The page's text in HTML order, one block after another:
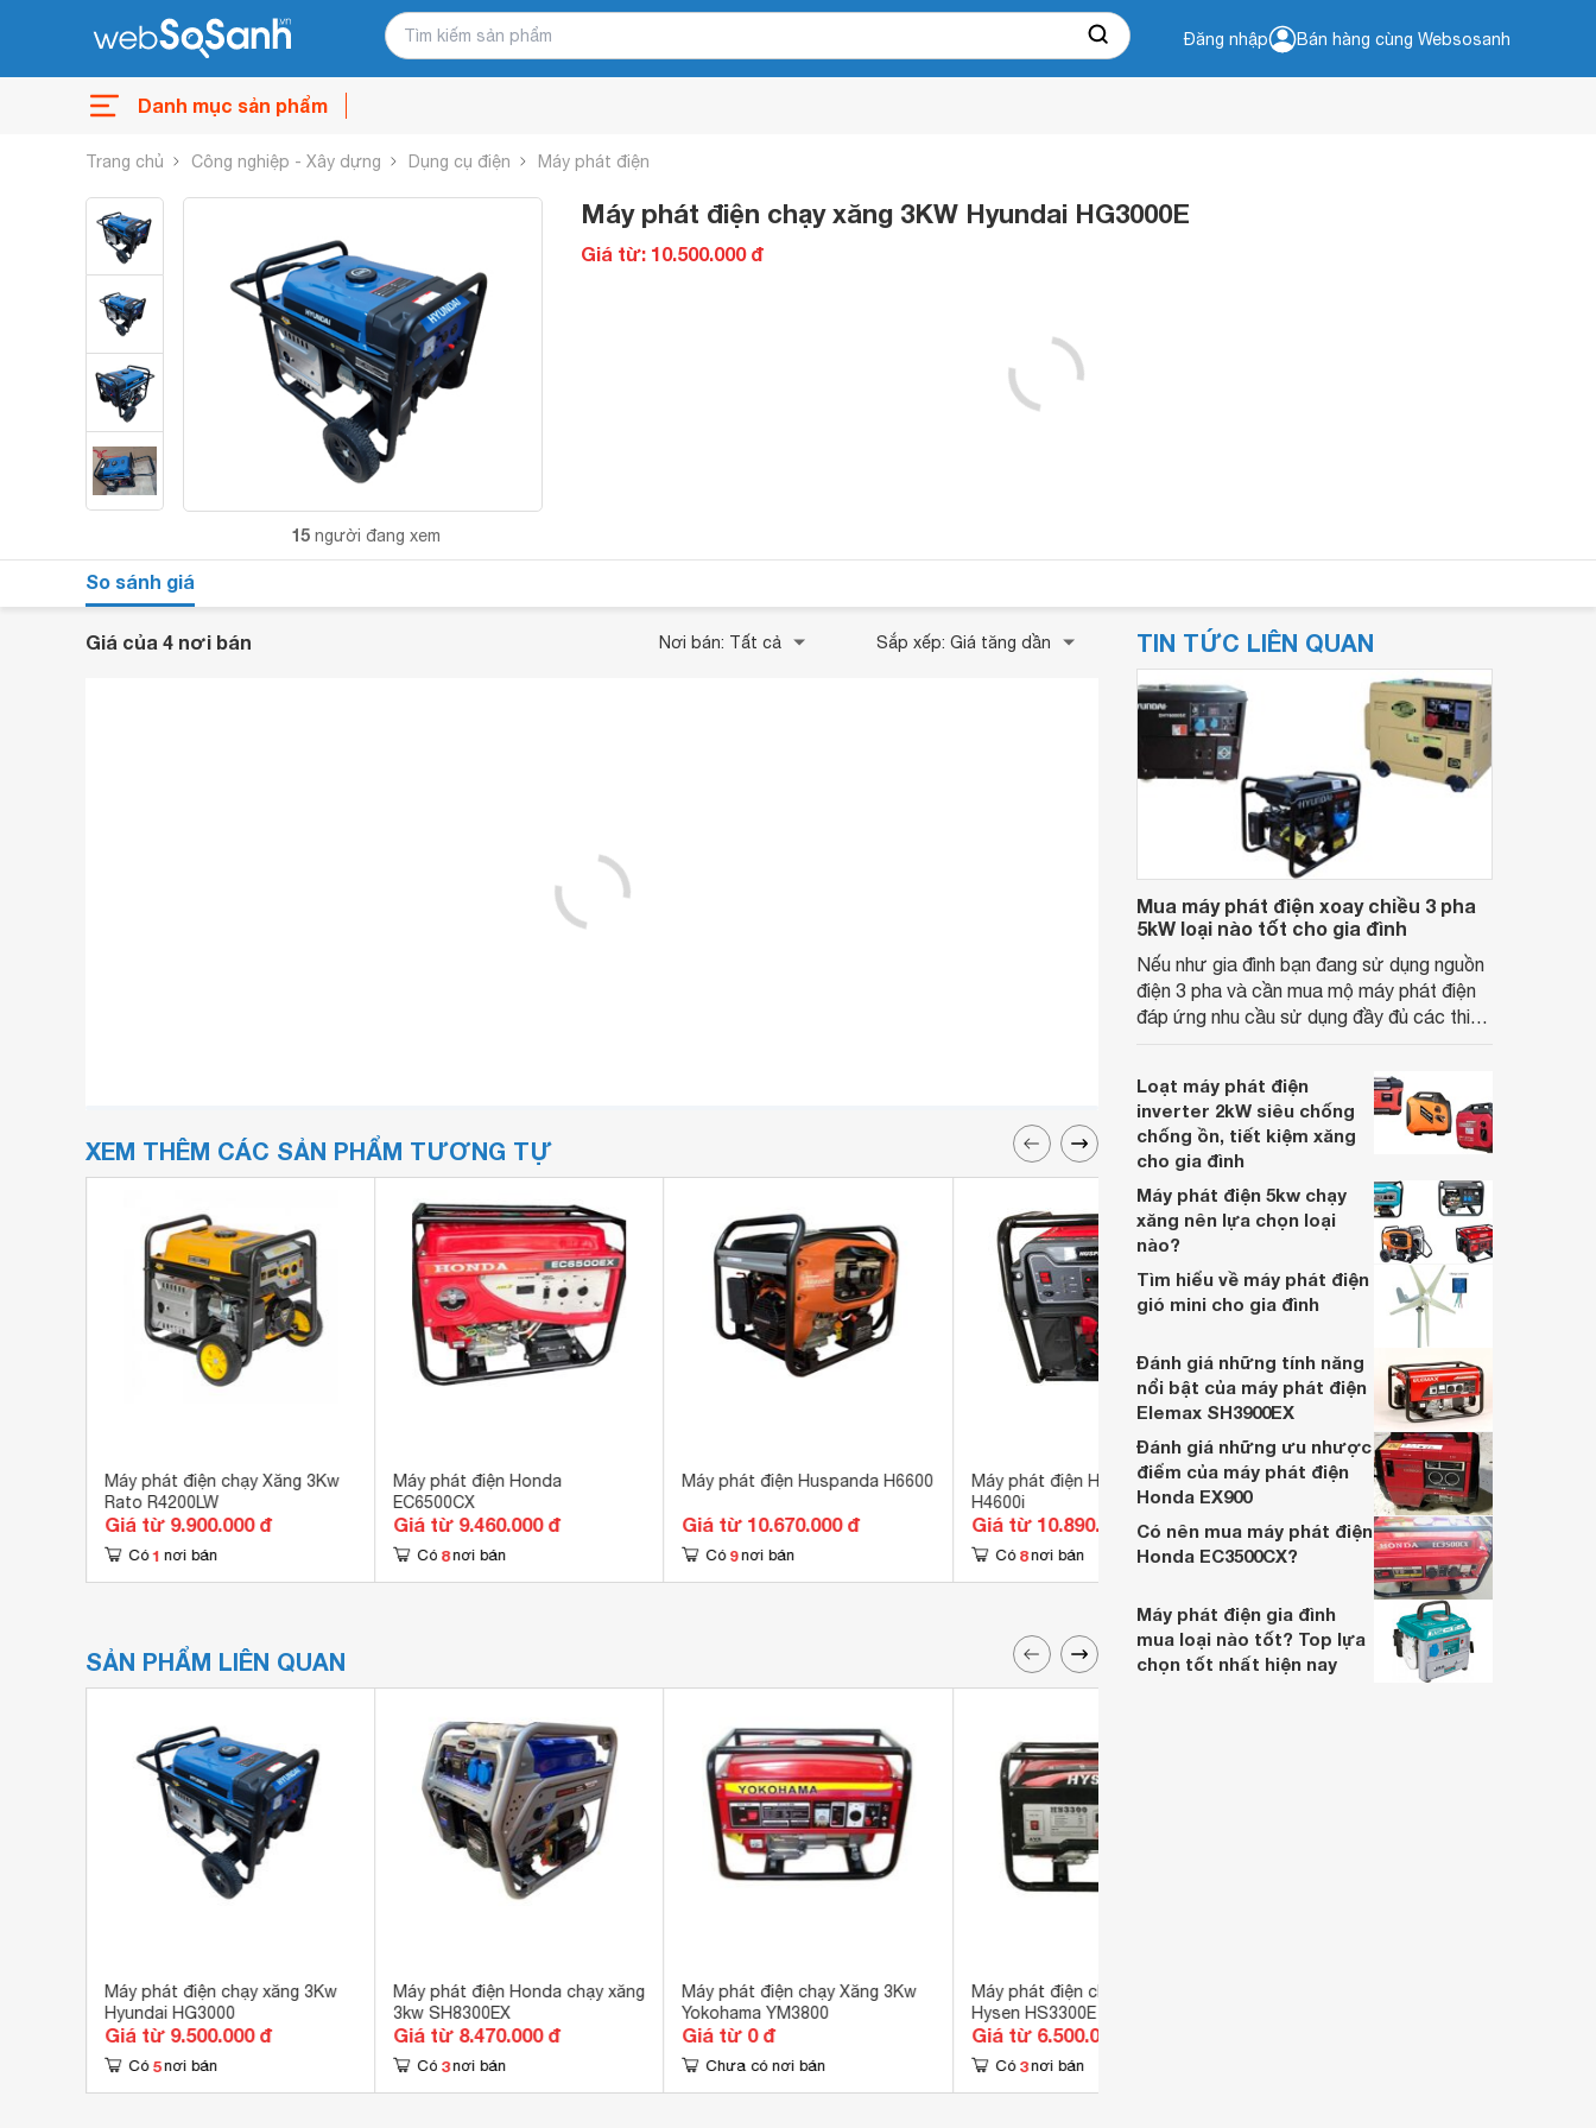
Đăng nhập Bán hàng cùng Websosanh
Danh mục sản phẩm
Trang chủ Công nghiệp - Xây dựng Dụng cụ điện Máy phát điện
15 người đang xem
Máy phát điện chạy xăng 3KW Hyundai HG3000E
Giá từ: 10.500.000 đ
So sánh giá
Giá của 4 nơi bán Nơi bán: Tất cả Sắp xếp: Giá tăng dần
XEM THÊM CÁC SẢN PHẨM TƯƠNG TỰ
Máy phát điện chạy Xăng 3Kw
Rato R4200LW
Giá từ 9.900.000 đ
Có 1 nơi bán
Máy phát điện Honda
EC6500CX
Giá từ 9.460.000 đ
Có 8 nơi bán
Máy phát điện Huspanda H6600
Giá từ 10.670.000 đ
Có 9 nơi bán
Máy phát điện Huspanda
H4600i
Giá từ 10.890.000 đ
Có 8 nơi bán
Máy phát điện chạy xăng 5kw
Mitsuyama 7900
Giá từ 9.735.000 đ
Có
SẢN PHẨM LIÊN QUAN
Máy phát điện chạy xăng 3Kw
Hyundai HG3000
Giá từ 9.500.000 đ
Có 5 nơi bán
Máy phát điện Honda chạy xăng
3kw SH8300EX
Giá từ 8.470.000 đ
Có 3 nơi bán
Máy phát điện chạy Xăng 3Kw
Yokohama YM3800
Giá từ 0 đ
Chưa có nơi bán
Máy phát điện chạy Xăng 3kw
Hysen HS3300E
Giá từ 6.500.000 đ
Có 3 nơi bán
TIN TỨC LIÊN QUAN
Mua máy phát điện xoay chiều 3 pha
5kW loại nào tốt cho gia đình
Nếu như gia đình bạn đang sử dụng nguồn
điện 3 pha và cần mua mộ máy phát điện
đáp ứng nhu cầu sử dụng đầy đủ các thiết
cho bạn.
Loạt máy phát điện
inverter 2kW siêu chống
chống ồn, tiết kiệm xăng
cho gia đình
Máy phát điện 5kw chạy
xăng nên lựa chọn loại
nào?
Tìm hiểu về máy phát điện
gió mini cho gia đình
Đánh giá những tính năng
nổi bật của máy phát điện
Elemax SH3900EX
Đánh giá những ưu nhược
điểm của máy phát điện
Honda EX900
Có nên mua máy phát điện
Honda EC3500CX?
Máy phát điện gia đình
mua loại nào tốt? Top lựa
chọn tốt nhất hiện nay